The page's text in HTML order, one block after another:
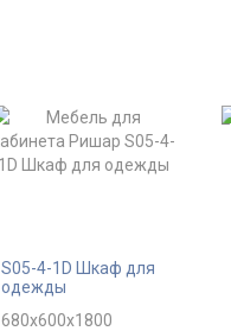
S05-4-1D Шкаф для
одежды
680x600x1800